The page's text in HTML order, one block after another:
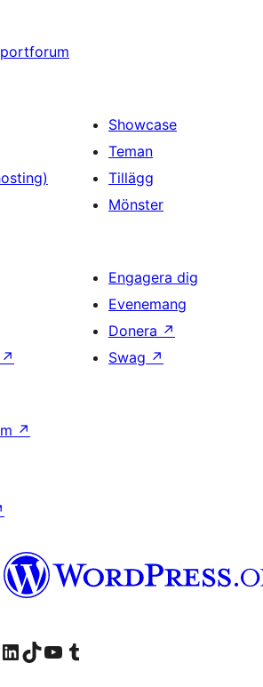
Showcase
Teman
Tillägg
Mönster
↗
Engagera dig
Evenemang
Donera ↗
Swag ↗
↗
konto
Besök vårt LinkedIn-konto
Besök vårt TikTok-konto
Besök vår YouTube-kanalBesök vårt Tumblr-konto